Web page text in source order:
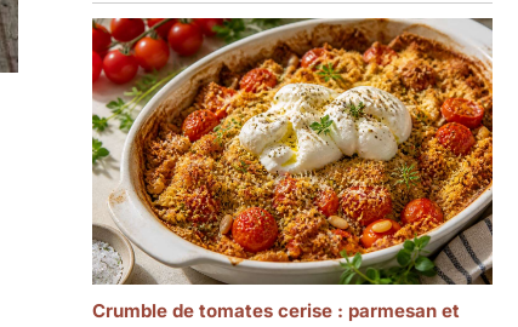
Crumble de tomates cerise : parmesan et